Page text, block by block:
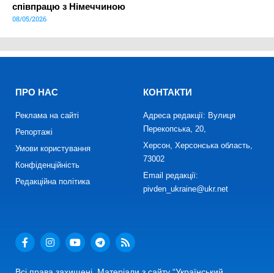
співпрацю з Німеччиною
08/05/2026
ПРО НАС
Реклама на сайті
Репортажі
Умови користування
Конфіденційність
Редакційна політика
КОНТАКТИ
Адреса редакції: Вулиця
Перекопська, 20,
Херсон, Херсонська область,
73002
Email редакції:
pivden_ukraine@ukr.net